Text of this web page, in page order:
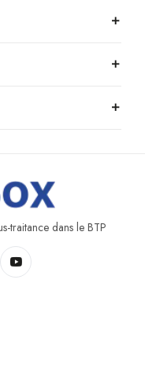
traitance dans le BTP